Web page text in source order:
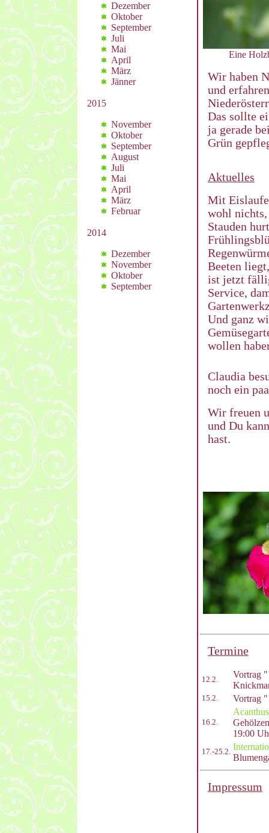
Dezember
Oktober
September
Juli
Mai
April
März
Jänner
2015
November
Oktober
September
August
Juli
Mai
April
März
Februar
2014
Dezember
November
Oktober
September
Eine
Wir haben
und
Das sollte
ja gerade
Grün
Aktuelles
Mit
wohl nichts,
Stauden
Beeten
ist jetzt
Service,
Und ganz
wollen
Claudia
noch ein
Wir freuen
und Du
hast.
Termine
12.2. Vortrag "
15.2. Vortrag
16.2.
Acanthus
19:00
17.-25.2.
Impressum